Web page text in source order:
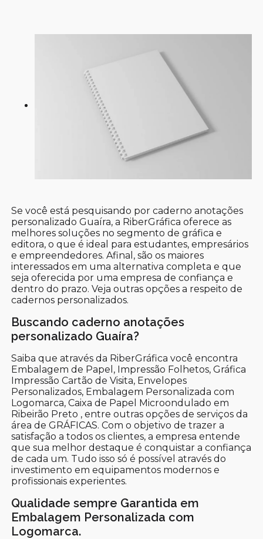
Se você está pesquisando por caderno anotações
personalizado Guaíra, a RiberGráfica oferece as
melhores soluções no segmento de gráfica e
editora, o que é ideal para estudantes, empresários
e empreendedores. Afinal, são os maiores
interessados em uma alternativa completa e que
seja oferecida por uma empresa de confiança e
dentro do prazo. Veja outras opções a respeito de
cadernos personalizados.
Buscando caderno anotações
personalizado Guaíra?
Saiba que através da RiberGráfica você encontra
Embalagem de Papel, Impressão Folhetos, Gráfica
Impressão Cartão de Visita, Envelopes
Personalizados, Embalagem Personalizada com
Logomarca, Caixa de Papel Microondulado em
Ribeirão Preto , entre outras opções de serviços da
área de GRÁFICAS. Com o objetivo de trazer a
satisfação a todos os clientes, a empresa entende
que sua melhor destaque é conquistar a confiança
de cada um. Tudo isso só é possível através do
investimento em equipamentos modernos e
profissionais experientes.
Qualidade sempre Garantida em
Embalagem Personalizada com
Logomarca.